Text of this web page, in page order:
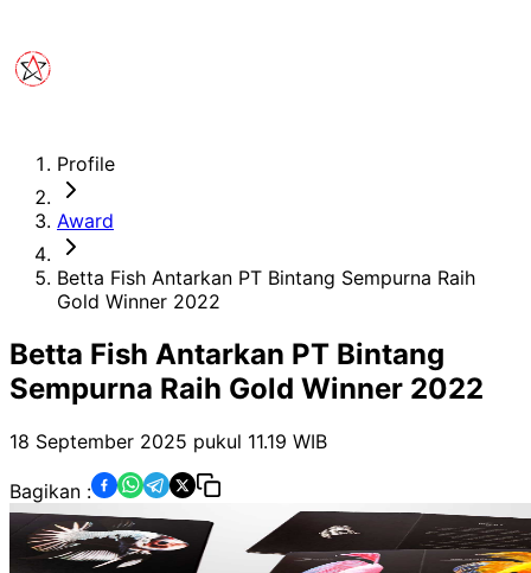
Profile
Award
Betta Fish Antarkan PT Bintang Sempurna Raih
Gold Winner 2022
Betta Fish Antarkan PT Bintang
Sempurna Raih Gold Winner 2022
18 September 2025 pukul 11.19 WIB
Bagikan :